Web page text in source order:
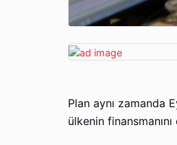
Plan aynı zamanda
ülkenin